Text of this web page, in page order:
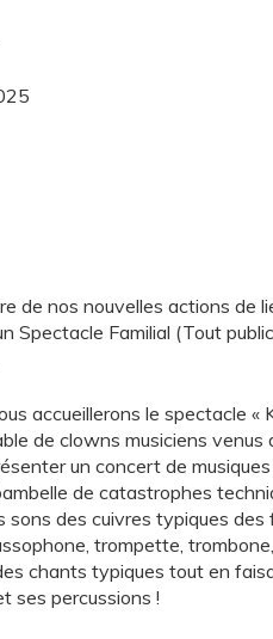
de nos nouvelles actions de
Spectacle Familial (Tout
accueillerons le spectacle
de clowns musiciens venus
un concert de
de catastrophes
sons des cuivres typiques des
trompette,
chants typiques tout en
ses percussions !